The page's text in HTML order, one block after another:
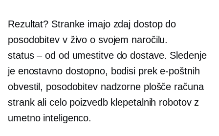
Rezultat? Stranke imajo zdaj dostop do
posodobitev v živo o svojem naročilu.
status – od od umestitve do dostave. Sledenje
je enostavno dostopno, bodisi prek e-poštnih
obvestil, posodobitev nadzorne plošče računa
strank ali celo poizvedb klepetalnih robotov z
umetno inteligenco.